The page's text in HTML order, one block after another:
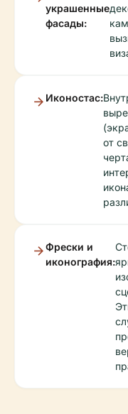
украшенные
фасады:
Иконостас:
от
Фрески и
иконография: